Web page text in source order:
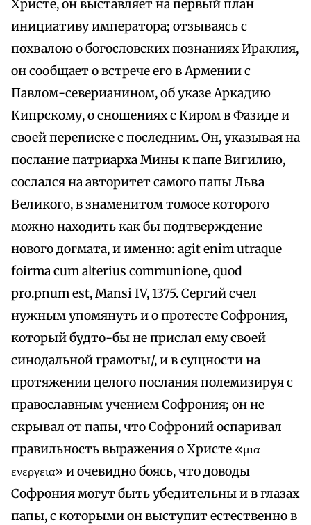
Христе, он выставляет на первый план
инициативу императора; отзываясь с
похвалою о богословских познаниях Ираклия,
он сообщает о встрече его в Армении с
Павлом-северианином, об указе Аркадию
Кипрскому, о сношениях с Киром в Фазиде и
своей переписке с последним. Он, указывая на
послание патриарха Мины к папе Вигилию,
сослался на авторитет самого папы Льва
Великого, в знаменитом томосе которого
можно находить как бы подтверждение
нового догмата, и именно: agit enim utraque
foirma cum alterius communione, quod
pro.pnum est, Mansi IV, 1375. Сергий счел
нужным упомянуть и о протесте Софрония,
который будто-бы не прислал ему своей
синодальной грамоты/, и в сущности на
протяжении целого послания полемизируя с
православным учением Софрония; он не
скрывал от папы, что Софроний оспаривал
правильность выражения о Христе «μια
ενεργεια» и очевидно боясь, что доводы
Софрония могут быть убедительны и в глазах
папы, с которыми он выступит естественно в